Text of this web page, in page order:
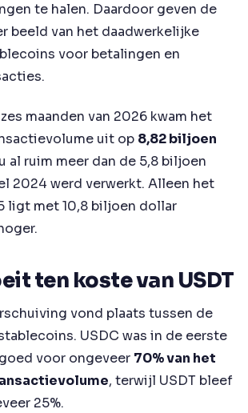
te halen. Daardoor geven de
beeld van het daadwerkelijke
voor betalingen en
maanden van 2026 kwam het
uit op 8,82 biljoen
al ruim meer dan de 5,8 biljoen
2024 werd verwerkt. Alleen het
ligt met 10,8 biljoen dollar
ten koste van USDT
vond plaats tussen de
USDC was in de eerste
voor ongeveer 70% van het
, terwijl USDT bleef
25%.